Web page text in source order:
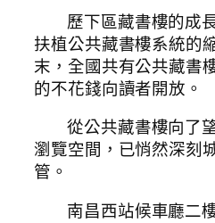
歷下區藏書樓的成
扶植公共藏書樓系統的
末，全國共有公共藏書
的不花錢向讀者開放。
從公共藏書樓向了
瀏覽空間，已悄然深刻
管。
南昌西站候車廳二